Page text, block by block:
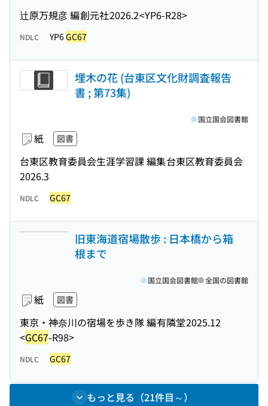
辻原万規彦 編創元社2026.2<YP6-R28>
NDLC YP6GC67
埋木の花 (台東区文化財調査報告
書 ; 第73集)
紙 図書
台東区教育委員会生涯学習課 編集台東区教育委員会
2026.3
国立国会図書館
NDLC GC67
旧東海道宿場散歩 : 日本橋から箱
根まで
紙 図書
東京・神奈川の宿場を歩き隊 編有隣堂2025.12
<GC67-R98>
国立国会図書館 全国の図書館
NDLC GC67
もっと見る（21件目～）